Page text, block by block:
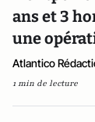
ans et 3
une
Atlantico
1 min de lecture